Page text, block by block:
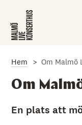
Hem Om Malmö
Om
En plats att